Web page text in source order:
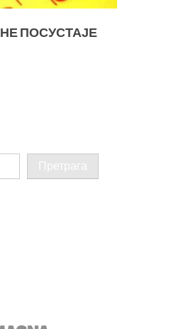
ПОСУСТАЈЕ
Претрага